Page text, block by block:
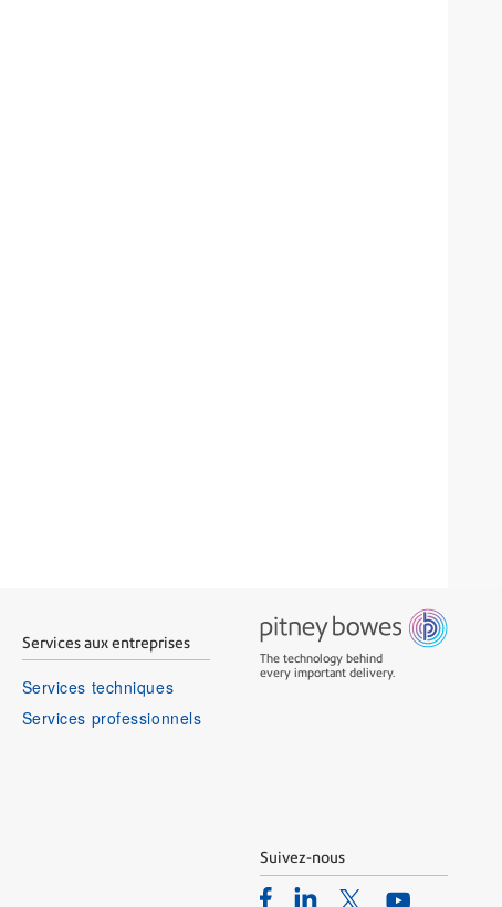
Services aux entreprises
Services techniques
Services professionnels
The technology behind
every important delivery.
Suivez-nous
FacebookLinkedinTwitterYoutube